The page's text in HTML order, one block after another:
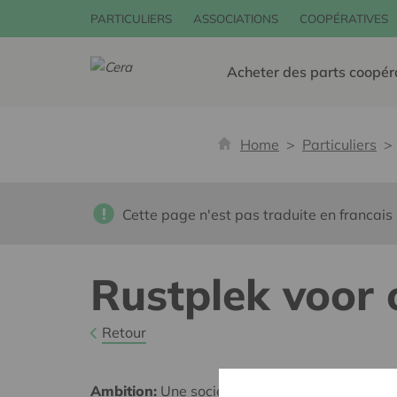
PARTICULIERS ASSOCIATIONS COOPÉRATIVES
Acheter des parts
Home Particuliers
Cette page n'est pas traduite en francais
Rustplek voor
Retour
Ambition: Une société solidaire et